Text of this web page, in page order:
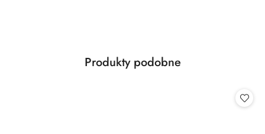
Pomiń karuzelę produktów
Produkty
Produkty podobne